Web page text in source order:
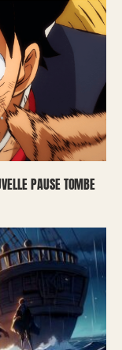
PAUSE TOMBE